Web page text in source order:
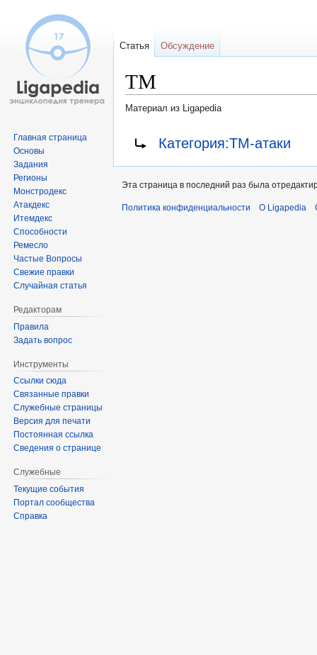
ТМ
Материал из Ligapedia
навигации
поиску
Категория:ТМ-атаки
Статья Обсуждение
Главная страница
Основы
Задания
Регионы
Монстродекс
Атакдекс
Итемдекс
Способности
Ремесло
Частые Вопросы
Свежие правки
Случайная статья
Редакторам
Правила
Задать вопрос
Инструменты
Ссылки сюда
Связанные правки
Служебные страницы
Версия для печати
Постоянная ссылка
Сведения о странице
Служебные
Текущие события
Портал сообщества
Справка
Эта страница в последний раз была
Политика конфиденциальности О Ligapedia